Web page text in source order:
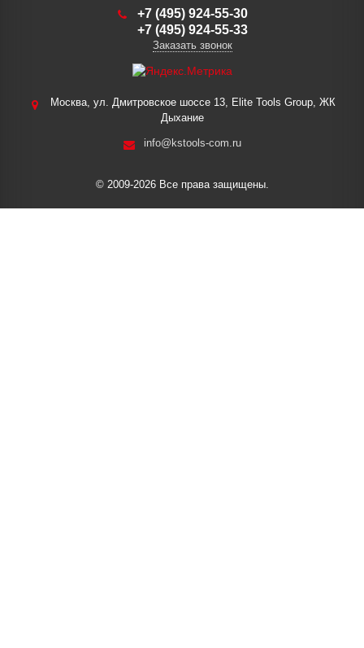
+7 (495) 924-55-30
+7 (495) 924-55-33
Заказать звонок
Москва, ул. Дмитровское шоссе 13, Elite Tools Group, ЖК
Дыхание
info@kstools-com.ru
© 2009-2026 Все права защищены.